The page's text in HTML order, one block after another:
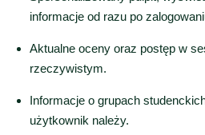
informacje od razu po
Aktualne oceny oraz postęp w
rzeczywistym.
Informacje o grupach
użytkownik należy.